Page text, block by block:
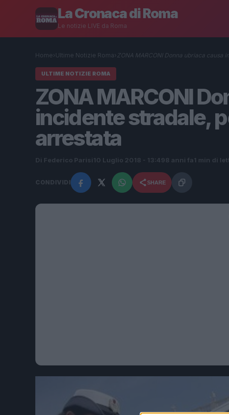
La Cronaca di Roma
Le notizie LIVE da Roma
Home› Ultime Notizie Roma› ZONA MARCONI Donna ubriaca causa
ULTIME NOTIZIE ROMA
ZONA MARCONI
incidente stradale,
arrestata
Di Federico Parisi 10 Luglio 2018 - 13:498 anni fa 1 min di
CONDIVIDI SHARE